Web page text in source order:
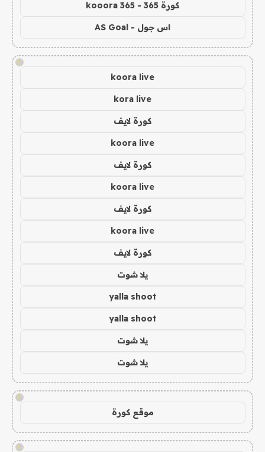
كورة 365 - kooora 365
اس جول - AS Goal
!
koora live
kora live
كورة لايف
koora live
كورة لايف
koora live
كورة لايف
koora live
كورة لايف
يلا شوت
yalla shoot
yalla shoot
يلا شوت
يلا شوت
!
موقع كورة
!